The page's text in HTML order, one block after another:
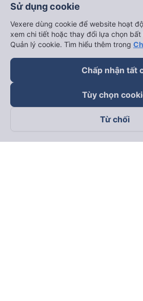
Theo dõi chúng tôi trên
Sử dụng cookie
Vexere dùng cookie để website hoạt
xem chi tiết hoặc thay đổi lựa chọn
Quản lý cookie. Tìm hiểu thêm trong
Chấp nhận tất
Tùy chọn
Từ chối